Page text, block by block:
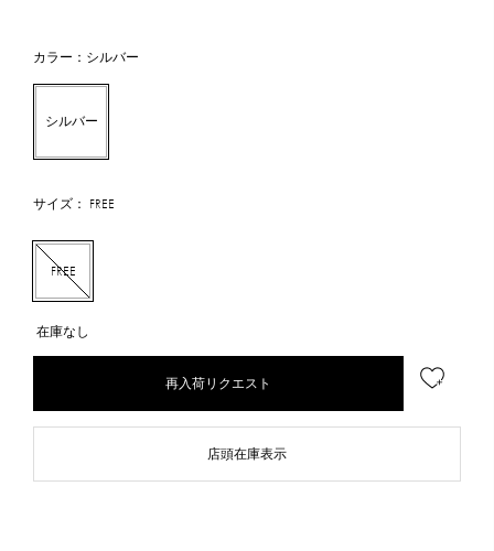
カラー：シルバー
シルバー
サイズ： FREE
FREE
在庫なし
再入荷リクエスト
店頭在庫表示